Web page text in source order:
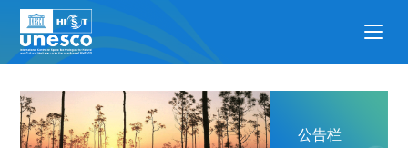
公告栏